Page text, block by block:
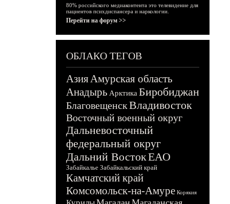
80% российского медиаконтента это телевидение для
пациентов психдиспансера и наркологии.
Перейти на форум >>
ОБЛАКО ТЕГОВ
АзияАмурская область
Анадырь Арктика Биробиджан
БлаговещенскВладивосток
Восточный военный округ
Дальневосточный
федеральный округ
Дальний ВостокЕАО
Забайкалье Забайкальский край
Камчатский край
Комсомольск-на-Амуре Корякия